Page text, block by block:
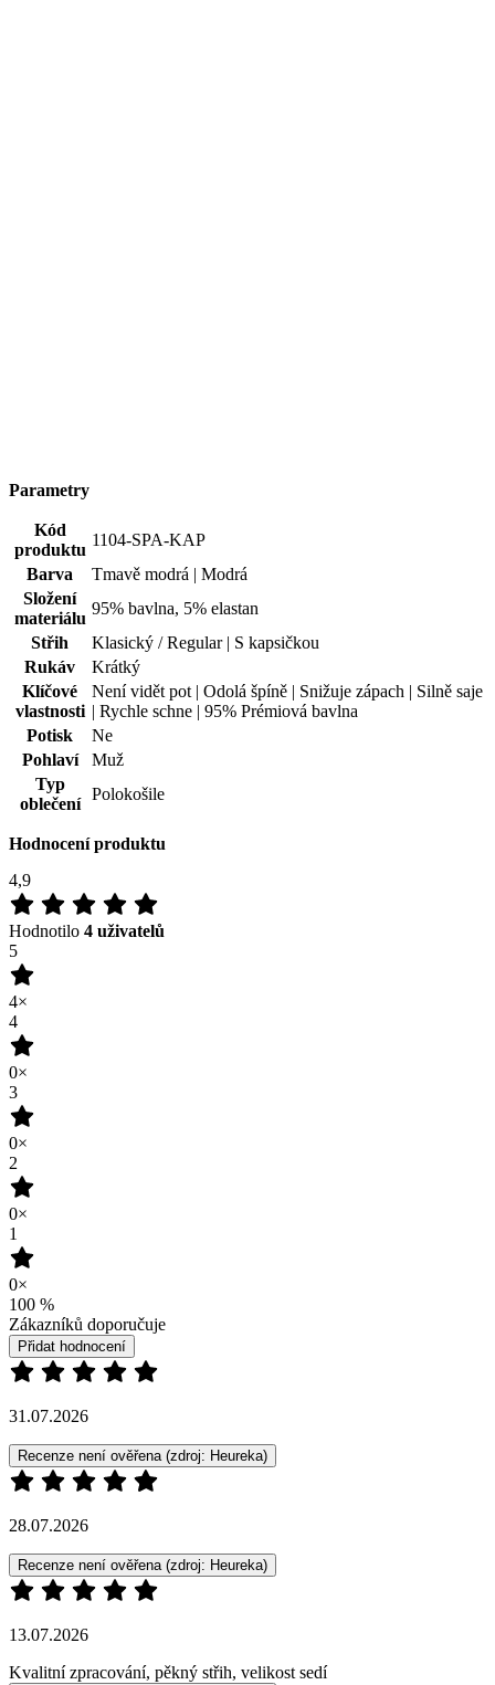
Parametry
Kód
produktu
1104-SPA-KAP
Barva
Tmavě modrá | Modrá
Složení
materiálu
95% bavlna, 5% elastan
Střih
Klasický / Regular | S kapsičkou
Rukáv
Krátký
Klíčové
vlastnosti
Není vidět pot | Odolá špíně | Snižuje zápach | Silně saje
| Rychle schne | 95% Prémiová bavlna
Potisk
Ne
Pohlaví
Muž
Typ
oblečení
Polokošile
Hodnocení produktu
4,9
Hodnotilo 4 uživatelů
5
4×
4
0×
3
0×
2
0×
1
0×
100 %
Zákazníků doporučuje
Přidat hodnocení
31.07.2026
Recenze není ověřena (zdroj: Heureka)
28.07.2026
Recenze není ověřena (zdroj: Heureka)
13.07.2026
Kvalitní zpracování, pěkný střih, velikost sedí